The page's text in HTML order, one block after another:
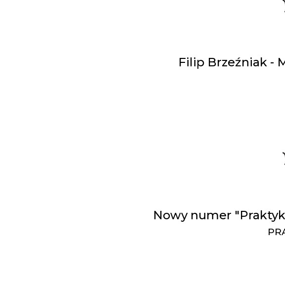
Filip Brzeźniak -
Nowy numer